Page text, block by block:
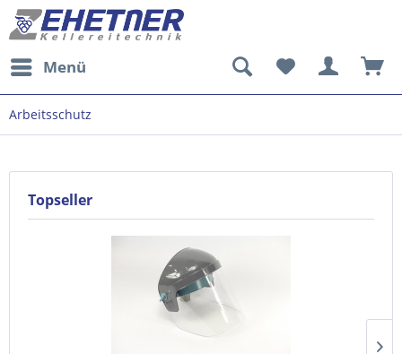
Menü
Arbeitsschutz
Topseller